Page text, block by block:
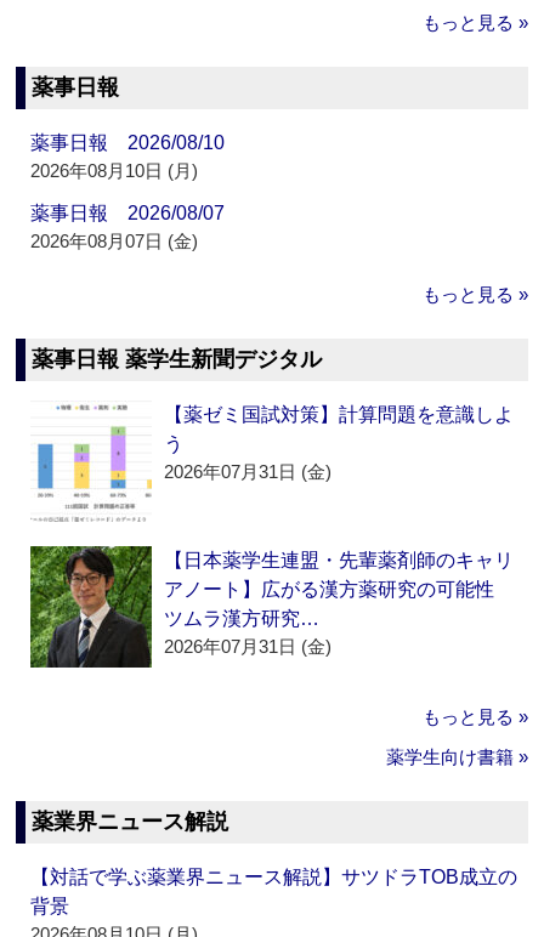
もっと見る »
薬事日報
薬事日報 2026/08/10
2026年08月10日 (月)
薬事日報 2026/08/07
2026年08月07日 (金)
もっと見る »
薬事日報 薬学生新聞デジタル
【薬ゼミ国試対策】計算問題を意識しよ
う
2026年07月31日 (金)
【日本薬学生連盟・先輩薬剤師のキャリ
アノート】広がる漢方薬研究の可能性
ツムラ漢方研究…
2026年07月31日 (金)
もっと見る »
薬学生向け書籍 »
薬業界ニュース解説
【対話で学ぶ薬業界ニュース解説】サツドラTOB成立の
背景